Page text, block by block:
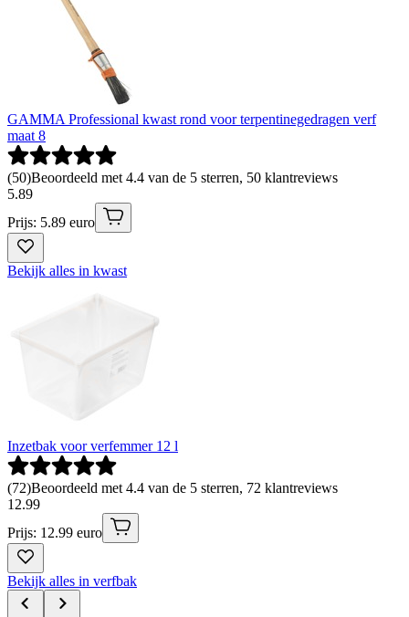
GAMMA Professional kwast rond voor terpentinegedragen verf
maat 8
(50)Beoordeeld met 4.4 van de 5 sterren, 50 klantreviews
5.89
Prijs: 5.89 euro
Bekijk alles in kwast
Inzetbak voor verfemmer 12 l
(72)Beoordeeld met 4.4 van de 5 sterren, 72 klantreviews
12.99
Prijs: 12.99 euro
Bekijk alles in verfbak